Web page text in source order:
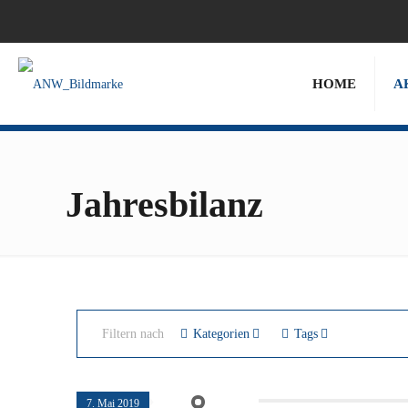
HOME
Jahresbilanz
Filtern nach Kategorien Tags
7. Mai 2019